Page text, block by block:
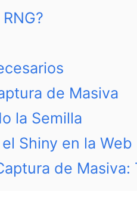
de Masiva
la Semilla
Shiny en la Web
de Masiva: